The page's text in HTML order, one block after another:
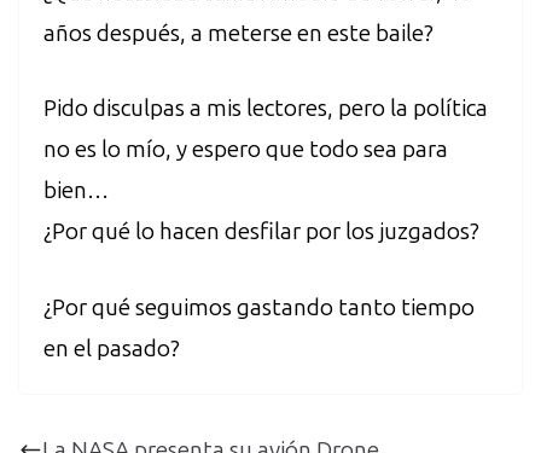
años después, a meterse en este baile?
Pido disculpas a mis lectores, pero la política
no es lo mío, y espero que todo sea para
bien…
¿Por qué lo hacen desfilar por los juzgados?
¿Por qué seguimos gastando tanto tiempo
en el pasado?